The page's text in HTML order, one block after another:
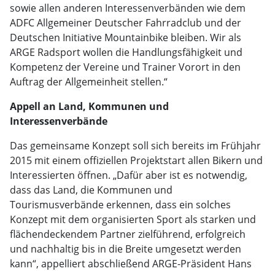
sowie allen anderen Interessenverbänden wie dem
ADFC Allgemeiner Deutscher Fahrradclub und der
Deutschen Initiative Mountainbike bleiben. Wir als
ARGE Radsport wollen die Handlungsfähigkeit und
Kompetenz der Vereine und Trainer Vorort in den
Auftrag der Allgemeinheit stellen.“
Appell an Land, Kommunen und
Interessenverbände
Das gemeinsame Konzept soll sich bereits im Frühjahr
2015 mit einem offiziellen Projektstart allen Bikern und
Interessierten öffnen. „Dafür aber ist es notwendig,
dass das Land, die Kommunen und
Tourismusverbände erkennen, dass ein solches
Konzept mit dem organisierten Sport als starken und
flächendeckendem Partner zielführend, erfolgreich
und nachhaltig bis in die Breite umgesetzt werden
kann“, appelliert abschließend ARGE-Präsident Hans